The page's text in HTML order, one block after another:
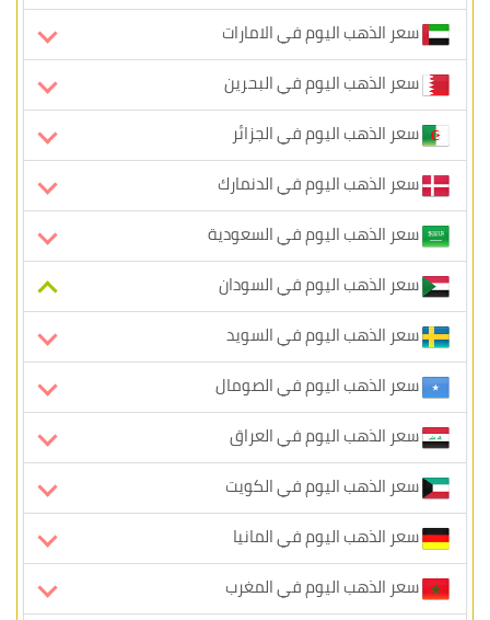
سعر الذهب اليوم في الامارات
سعر الذهب اليوم في البحرين
سعر الذهب اليوم في الجزائر
سعر الذهب اليوم في الدنمارك
سعر الذهب اليوم في السعودية
سعر الذهب اليوم في السودان
سعر الذهب اليوم في السويد
سعر الذهب اليوم في الصومال
سعر الذهب اليوم في العراق
سعر الذهب اليوم في الكويت
سعر الذهب اليوم في المانيا
سعر الذهب اليوم في المغرب